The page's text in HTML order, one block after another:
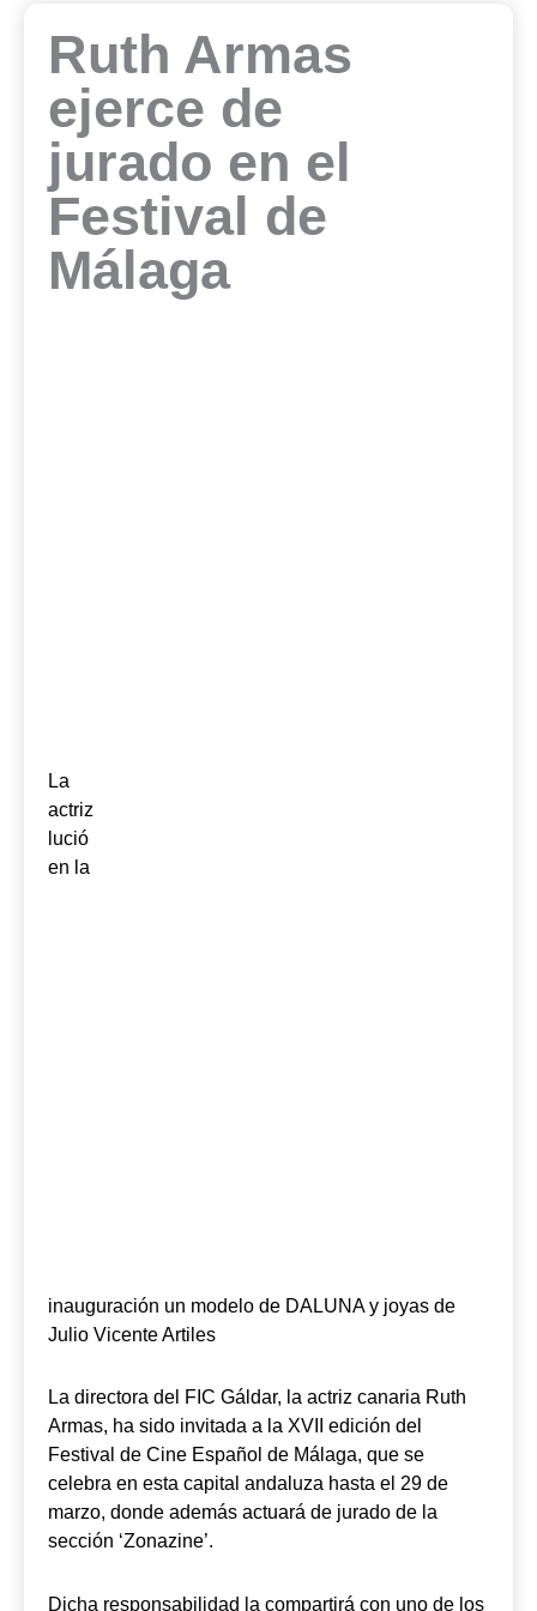
Ruth Armas
ejerce de
jurado en el
Festival de
Málaga
La
actriz
lució
en la
inauguración un modelo de DALUNA y joyas de
Julio Vicente Artiles
La directora del FIC Gáldar, la actriz canaria Ruth
Armas, ha sido invitada a la XVII edición del
Festival de Cine Español de Málaga, que se
celebra en esta capital andaluza hasta el 29 de
marzo, donde además actuará de jurado de la
sección ‘Zonazine’.
Dicha responsabilidad la compartirá con uno de los